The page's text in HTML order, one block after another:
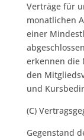
Verträge für
monatlichen
einer
erkennen die
den
und
(C)
Gegenstand